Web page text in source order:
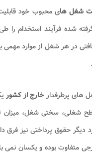
شغل های محبوب خود قابلیت
شده فرآیند استخدام را
در هر شغل از موارد مهمی
های پرطرفدارخارج از کشور
شغلی، سختی شغل،
دیگر حقوق پرداختی نیز
متفاوت بوده و یکسان نمی